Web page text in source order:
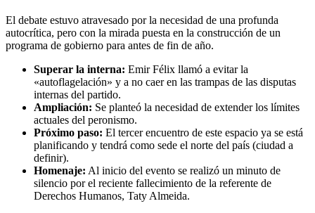
El debate estuvo atravesado por la necesidad de una profunda
autocrítica, pero con la mirada puesta en la construcción de un
programa de gobierno para antes de fin de año.
Superar la interna: Emir Félix llamó a evitar la
«autoflagelación» y a no caer en las trampas de las disputas
internas del partido.
Ampliación: Se planteó la necesidad de extender los límites
actuales del peronismo.
Próximo paso: El tercer encuentro de este espacio ya se está
planificando y tendrá como sede el norte del país (ciudad a
definir).
Homenaje: Al inicio del evento se realizó un minuto de
silencio por el reciente fallecimiento de la referente de
Derechos Humanos, Taty Almeida.